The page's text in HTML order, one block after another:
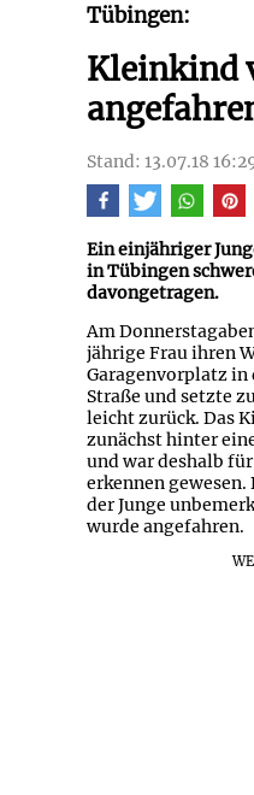
Tübingen:
Kleinkind
Stand: 13.07.18
Ein einjähriger
in Tübingen
davongetragen.
Am
jährige Frau ihren
Garagenvorplatz in
Straße und setzte
leicht zurück. Das
zunächst hinter
und war deshalb
erkennen
der Junge
wurde angefahren.